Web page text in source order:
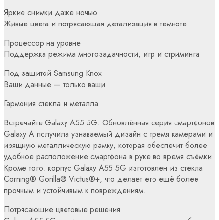
Яркие снимки даже ночью
Живые цвета и потрясающая детализация в темноте
Процессор на уровне
Поддержка режима многозадачности, игр и стриминга
Под защитой Samsung Knox
Ваши данные — только ваши
Гармония стекла и металла
Встречайте Galaxy A55 5G. Обновлённая серия смартфонов
Galaxy A получила узнаваемый дизайн с тремя камерами и
изящную металлическую рамку, которая обеспечит более
удобное расположение смартфона в руке во время съёмки.
Кроме того, корпус Galaxy A55 5G изготовлен из стекла
Corning® Gorilla® Victus®+, что делает его ещё более
прочным и устойчивым к повреждениям.
Потрясающие цветовые решения